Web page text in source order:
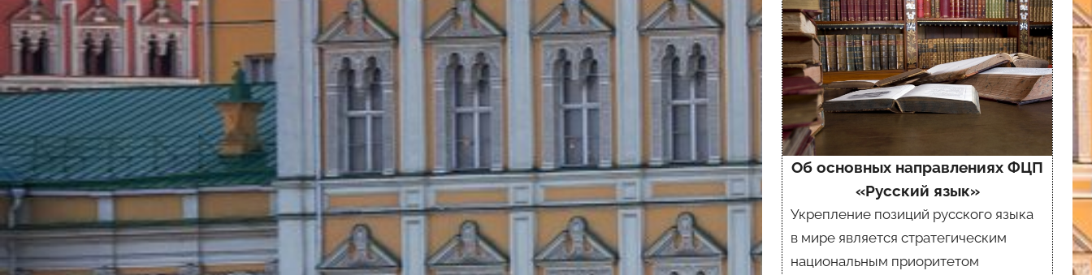
Об основных направлениях ФЦП
«Русский язык»
Укрепление позиций русского языка
в мире является стратегическим
национальным приоритетом